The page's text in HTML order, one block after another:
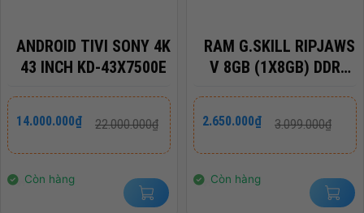
ANDROID TIVI SONY 4K
43 INCH KD-43X7500E
22.000.000₫
gốc
22.000.000₫.
14.000.000₫
hiện
là:
Còn hàng
RAM G.SKILL RIPJAWS
V 8GB (1X8GB) DDR4
3.099.000₫
gốc
3.099.000₫.
2.650.000₫
hiện
là:
Còn hàng